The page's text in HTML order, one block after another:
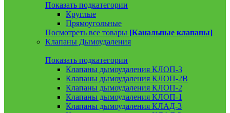
Показать подкатегории
Круглые
Прямоугольные
Посмотреть все товары [Канальные клапаны]
Клапаны Дымоудаления
Показать подкатегории
Клапаны дымоудаления КЛОП-3
Клапаны дымоудаления КЛОП-2В
Клапаны дымоудаления КЛОП-2
Клапаны дымоудаления КЛОП-1
Клапаны дымоудаления КЛАД-3